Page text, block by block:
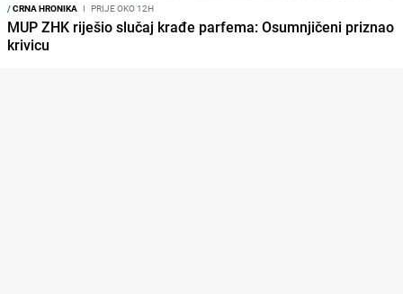
/CRNA HRONIKA I PRIJE OKO 12H
MUP ZHK riješio slučaj krađe parfema: Osumnjičeni priznao
krivicu